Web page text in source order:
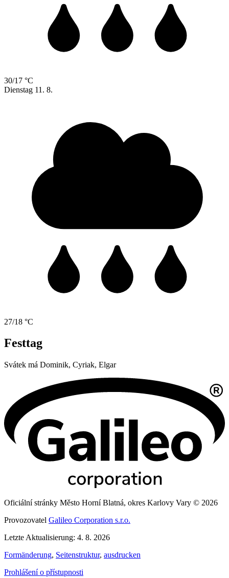
30/17 °C
Dienstag 11. 8.
27/18 °C
Festtag
Svátek má Dominik, Cyriak, Elgar
Oficiální stránky Město Horní Blatná, okres Karlovy Vary © 2026
Provozovatel Galileo Corporation s.r.o.
Letzte Aktualisierung: 4. 8. 2026
Formänderung, Seitenstruktur, ausdrucken
Prohlášení o přístupnosti